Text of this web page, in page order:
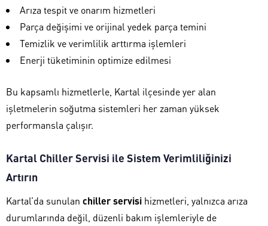
Arıza tespit ve onarım hizmetleri
Parça değişimi ve orijinal yedek parça temini
Temizlik ve verimlilik arttırma işlemleri
Enerji tüketiminin optimize edilmesi
Bu kapsamlı hizmetlerle, Kartal ilçesinde yer alan
işletmelerin soğutma sistemleri her zaman yüksek
performansla çalışır.
Kartal Chiller Servisi ile Sistem Verimliliğinizi
Artırın
Kartal’da sunulan chiller servisi hizmetleri, yalnızca arıza
durumlarında değil, düzenli bakım işlemleriyle de